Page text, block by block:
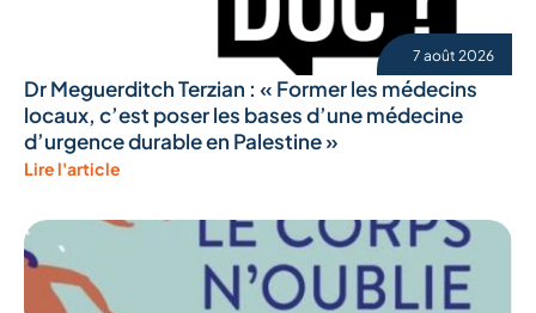
7 août 2026
Dr Meguerditch Terzian : « Former les médecins
locaux, c’est poser les bases d’une médecine
d’urgence durable en Palestine »
Lire l'article